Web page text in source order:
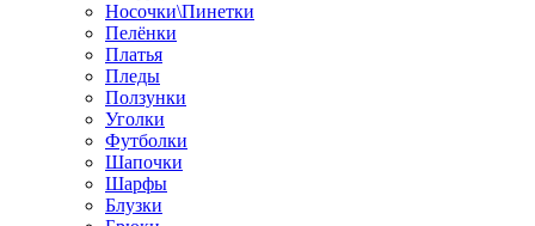
Носочки\Пинетки
Пелёнки
Платья
Пледы
Ползунки
Уголки
Футболки
Шапочки
Шарфы
Блузки